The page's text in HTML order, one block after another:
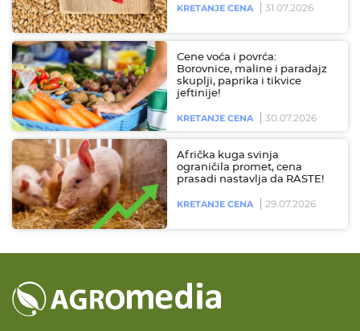
KRETANJE CENA 31.07.2026
Cene voća i povrća:
Borovnice, maline i paradajz
skuplji, paprika i tikvice
jeftinije!
KRETANJE CENA 30.07.2026
Afrička kuga svinja
ograničila promet, cena
prasadi nastavlja da RASTE!
KRETANJE CENA 29.07.2026